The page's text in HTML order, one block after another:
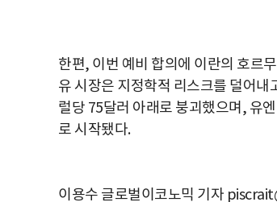
한편, 이번 예비 합의에 이란의 호르
유 시장은 지정학적 리스크를 덜어내
럴당 75달러 아래로 붕괴했으며, 유
로 시작됐다.
이용수 글로벌이코노믹 기자